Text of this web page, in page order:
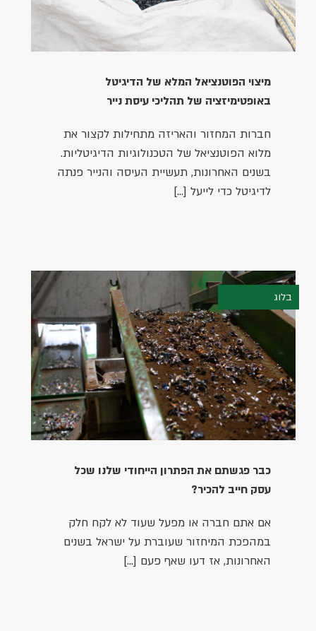
מיצוי הפוטנציאל המלא של הדיגיטל
באופטימיזציה של תהליכי עיסת נייר
חברות המחזור והאריזה מתחילות לקצור את
מלוא הפוטנציאל של הטכנולוגיות הדיגיטליות.
בשנים האחרונות, תעשיית העיסה והנייר פנתה
לדיגיטל כדי לייעל […]
בלוג
28.03.2023
כבר פגשתם את הפתרון הייחודי שלנו שכל
עסק חייב להכיר?
אם אתם חברה או מפעל שעוד לא לקח חלק
במהפכת המיחזור שעוברת על ישראל בשנים
האחרונות, אז דעו שאף פעם […]